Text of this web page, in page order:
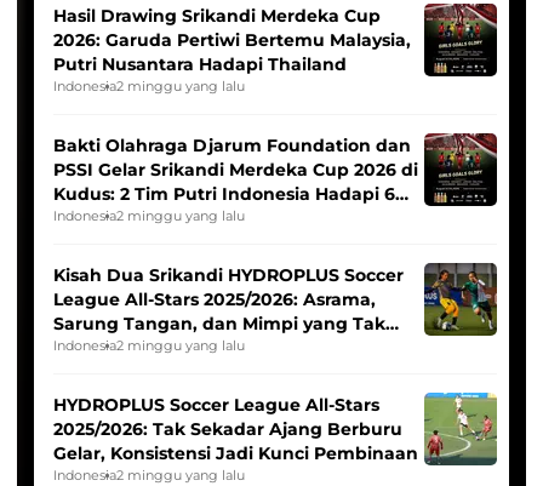
Hasil Drawing Srikandi Merdeka Cup
2026: Garuda Pertiwi Bertemu Malaysia,
Putri Nusantara Hadapi Thailand
Indonesia2 minggu yang lalu
Bakti Olahraga Djarum Foundation dan
PSSI Gelar Srikandi Merdeka Cup 2026 di
Kudus: 2 Tim Putri Indonesia Hadapi 6
Tim Asia
Indonesia2 minggu yang lalu
Kisah Dua Srikandi HYDROPLUS Soccer
League All-Stars 2025/2026: Asrama,
Sarung Tangan, dan Mimpi yang Tak
Pernah Padam
Indonesia2 minggu yang lalu
HYDROPLUS Soccer League All-Stars
2025/2026: Tak Sekadar Ajang Berburu
Gelar, Konsistensi Jadi Kunci Pembinaan
Indonesia2 minggu yang lalu